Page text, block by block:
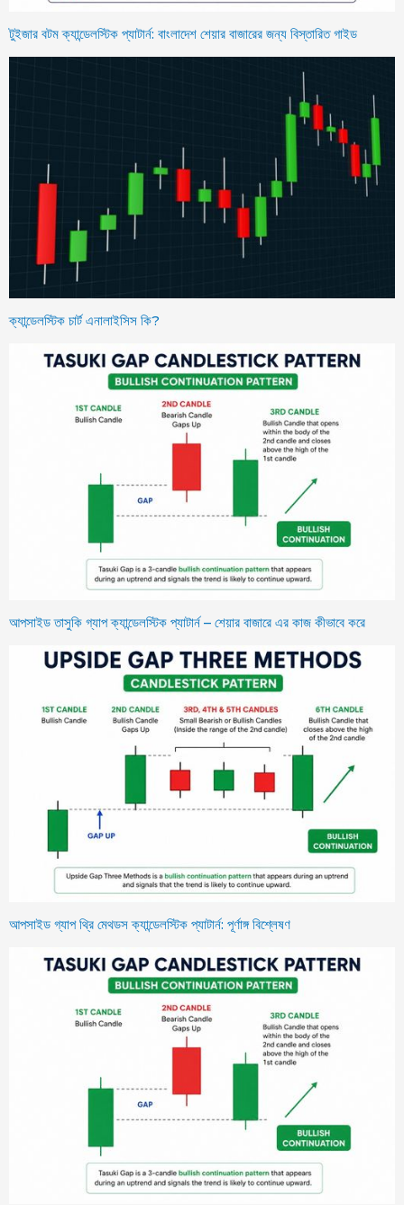
টুইজার বটম ক্যান্ডেলস্টিক প্যাটার্ন: বাংলাদেশ শেয়ার বাজারের জন্য বিস্তারিত গাইড
ক্যান্ডেলস্টিক চার্ট এনালাইসিস কি?
আপসাইড তাসুকি গ্যাপ ক্যান্ডেলস্টিক প্যাটার্ন – শেয়ার বাজারে এর কাজ কীভাবে করে
আপসাইড গ্যাপ থ্রি মেথডস ক্যান্ডেলস্টিক প্যাটার্ন: পূর্ণাঙ্গ বিশ্লেষণ